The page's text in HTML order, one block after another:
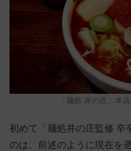
「麺処 井の庄」本
初めて「麺処井の庄監修 辛
のは、前述のように現在を